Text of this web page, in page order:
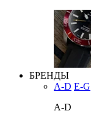
БРЕНДЫ
A-D E-G
A-D